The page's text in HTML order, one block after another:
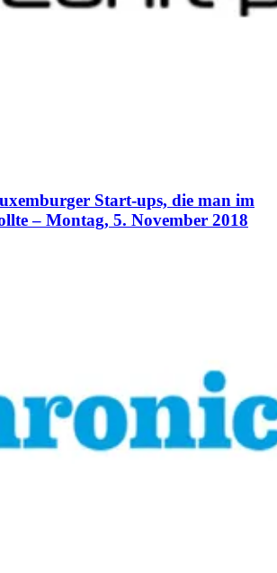
Start-ups, die man im
– Montag, 5. November 2018